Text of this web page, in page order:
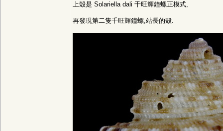
上殼是 Solariella dali 千旺輝鐘螺正模式,
再發現第二隻千旺輝鐘螺,站長的殼.